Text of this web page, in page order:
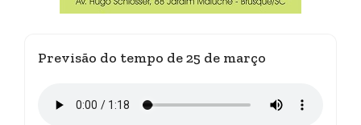
Previsão do tempo de 25 de março